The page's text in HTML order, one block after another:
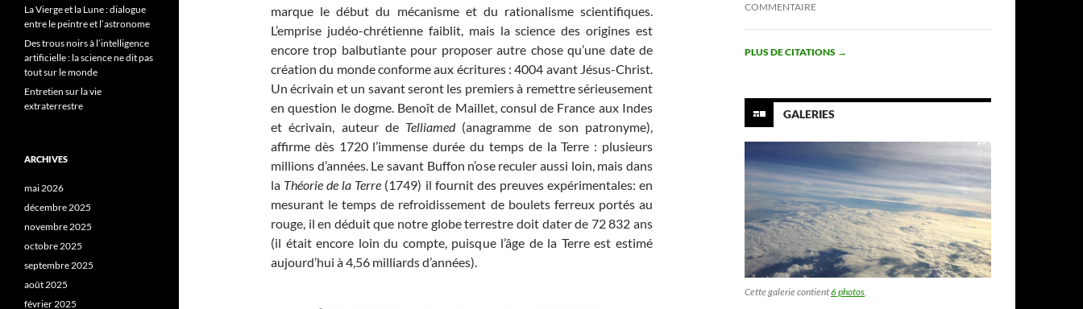
marque le début du mécanisme et du rationalisme scientifiques.
L’emprise judéo-chrétienne faiblit, mais la science des origines est
encore trop balbutiante pour proposer autre chose qu’une date de
création du monde conforme aux écritures : 4004 avant Jésus-Christ.
Un écrivain et un savant seront les premiers à remettre sérieusement
en question le dogme. Benoît de Maillet, consul de France aux Indes
et écrivain, auteur de Telliamed (anagramme de son patronyme),
affirme dès 1720 l’immense durée du temps de la Terre : plusieurs
millions d’années. Le savant Buffon n’ose reculer aussi loin, mais dans
la Théorie de la Terre (1749) il fournit des preuves expérimentales: en
mesurant le temps de refroidissement de boulets ferreux portés au
rouge, il en déduit que notre globe terrestre doit dater de 72 832 ans
(il était encore loin du compte, puisque l’âge de la Terre est estimé
aujourd’hui à 4,56 milliards d’années).
COMMENTAIRE
PLUS DE CITATIONS →
GALERIES
Cette galerie contient6 photos.
La Vierge et la Lune : dialogue
entre le peintre et l’astronome
Des trous noirs à l’intelligence
artificielle : la science ne dit pas
tout sur le monde
Entretien sur la vie
extraterrestre
ARCHIVES
mai 2026
décembre 2025
novembre 2025
octobre 2025
septembre 2025
août 2025
février 2025